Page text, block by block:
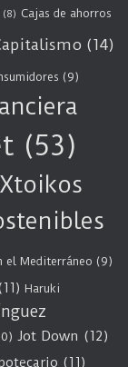
(8) Cajas de ahorros
(14)
(9)
(53)
el Mediterráneo (9)
Haruki
Jot Down (12)
(11)